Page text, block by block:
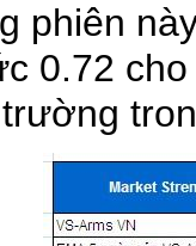
phiên
0.72